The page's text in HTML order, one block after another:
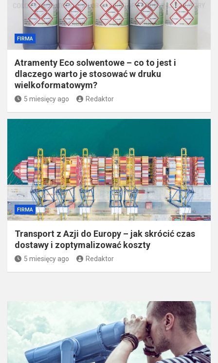
FIRMA
Atramenty Eco solwentowe – co to jest i
dlaczego warto je stosować w druku
wielkoformatowym?
5 miesięcy ago Redaktor
FIRMA
Transport z Azji do Europy – jak skrócić czas
dostawy i zoptymalizować koszty
5 miesięcy ago Redaktor